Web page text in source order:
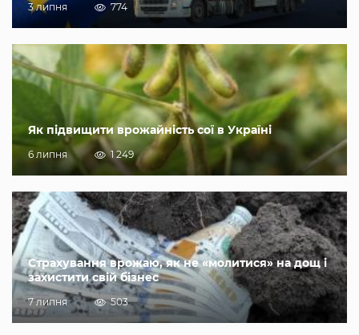
3 липня 774
Як підвищити врожайність сої в Україні
6 липня 1 249
Страхування врожаю, як не «молитися» на дощ і
захистити свій бізнес
7 липня 503